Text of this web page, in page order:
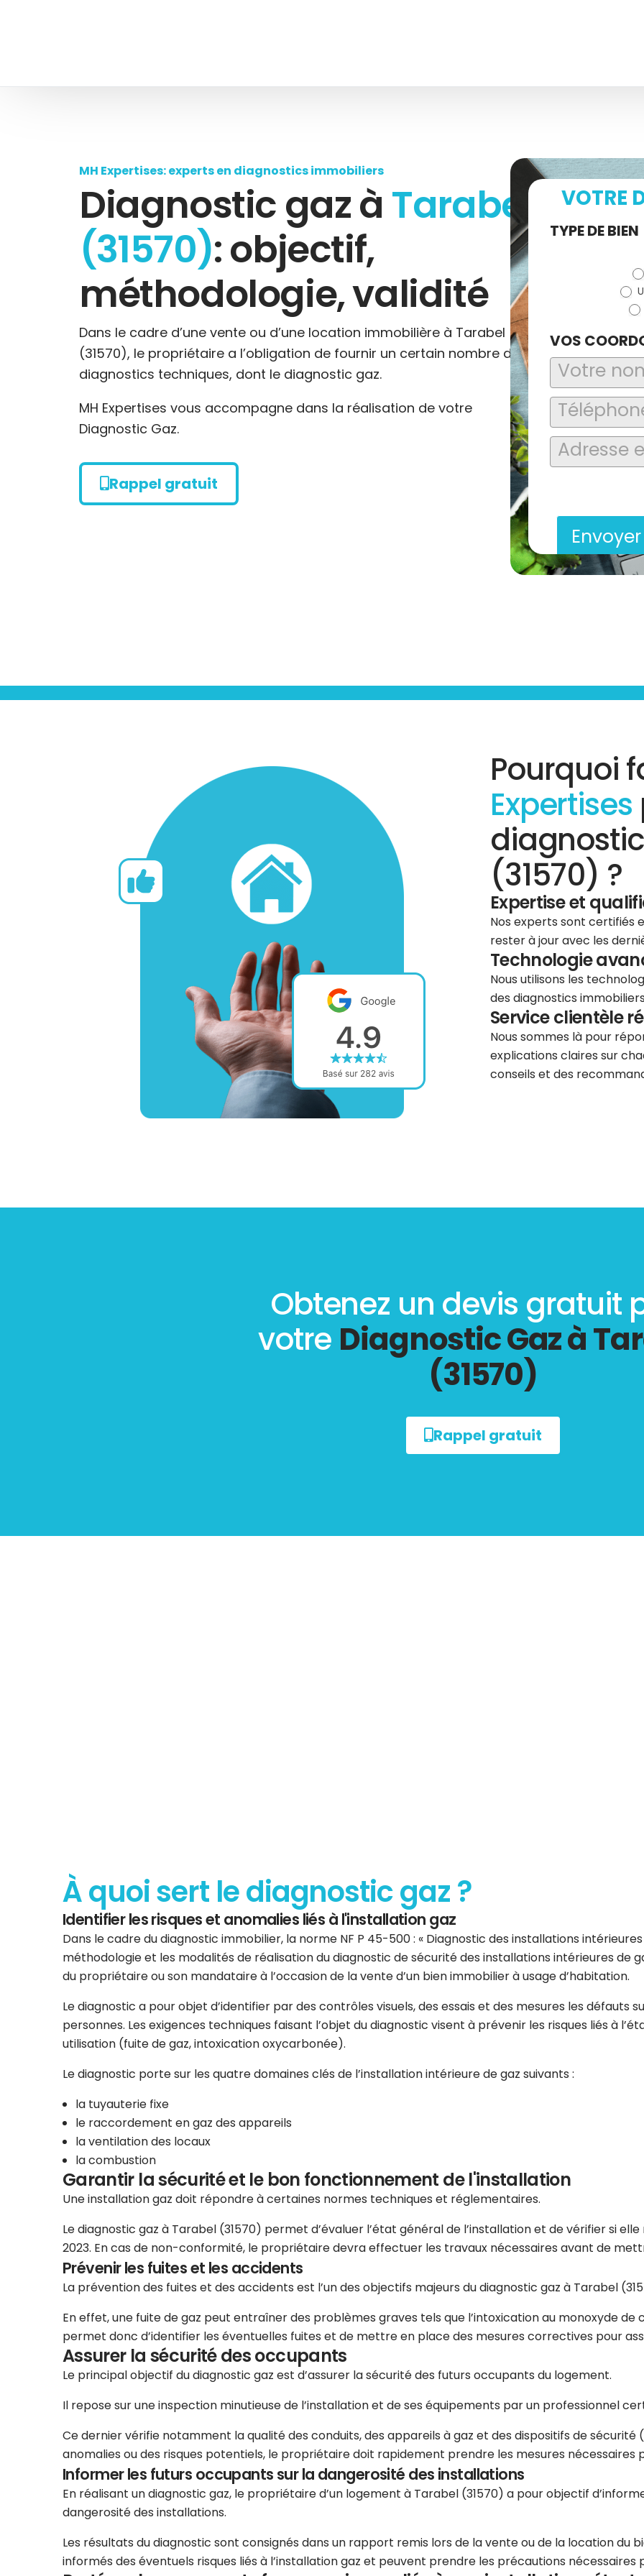
MH Expertises: experts en diagnostics immobiliers
Diagnostic gaz à Tarabel
(31570): objectif,
méthodologie, validité
Dans le cadre d’une vente ou d’une location immobilière à Tarabel
(31570), le propriétaire a l’obligation de fournir un certain nombre de
diagnostics techniques, dont le diagnostic gaz.
MH Expertises vous accompagne dans la réalisation de votre
Diagnostic Gaz.
Rappel gratuit
VOTRE
Demande
TYPE DE BIEN
VOS
Pourquoi
Expertises
(31570) ?
Expertise et
Nos experts sont certifiés
rester à jour avec les
Technologie
Nous utilisons les
des diagnostics
Service clientèle
Nous sommes là pour
explications claires sur
conseils et des
Obtenez un devis gratuit
votre Diagnostic Gaz à
(31570)
Rappel gratuit
À quoi sert le diagnostic gaz ?
Identifier les risques et anomalies liés à l'installation gaz
Dans le cadre du diagnostic immobilier, la norme NF P 45-500 : « Diagnostic des installations
méthodologie et les modalités de réalisation du diagnostic de sécurité des installations intérieures de
du propriétaire ou son mandataire à l’occasion de la vente d’un bien immobilier à usage d’habitation.
Le diagnostic a pour objet d’identifier par des contrôles visuels, des essais et des mesures les
personnes. Les exigences techniques faisant l’objet du diagnostic visent à prévenir les risques liés à
utilisation (fuite de gaz, intoxication oxycarbonée).
Le diagnostic porte sur les quatre domaines clés de l’installation intérieure de gaz suivants :
la tuyauterie fixe
le raccordement en gaz des appareils
la ventilation des locaux
la combustion
Garantir la sécurité et le bon fonctionnement de l'installation
Une installation gaz doit répondre à certaines normes techniques et réglementaires.
Le diagnostic gaz à Tarabel (31570) permet d’évaluer l’état général de l’installation et de vérifier si
2023. En cas de non-conformité, le propriétaire devra effectuer les travaux nécessaires avant de
Prévenir les fuites et les accidents
La prévention des fuites et des accidents est l’un des objectifs majeurs du diagnostic gaz à Tarabel
En effet, une fuite de gaz peut entraîner des problèmes graves tels que l’intoxication au monoxyde de
permet donc d’identifier les éventuelles fuites et de mettre en place des mesures correctives pour
Assurer la sécurité des occupants
Le principal objectif du diagnostic gaz est d’assurer la sécurité des futurs occupants du logement.
Il repose sur une inspection minutieuse de l’installation et de ses équipements par un professionnel
Ce dernier vérifie notamment la qualité des conduits, des appareils à gaz et des dispositifs de sécurité
anomalies ou des risques potentiels, le propriétaire doit rapidement prendre les mesures nécessaires
Informer les futurs occupants sur la dangerosité des installations
En réalisant un diagnostic gaz, le propriétaire d’un logement à Tarabel (31570) a pour objectif
dangerosité des installations.
Les résultats du diagnostic sont consignés dans un rapport remis lors de la vente ou de la location du
informés des éventuels risques liés à l’installation gaz et peuvent prendre les précautions